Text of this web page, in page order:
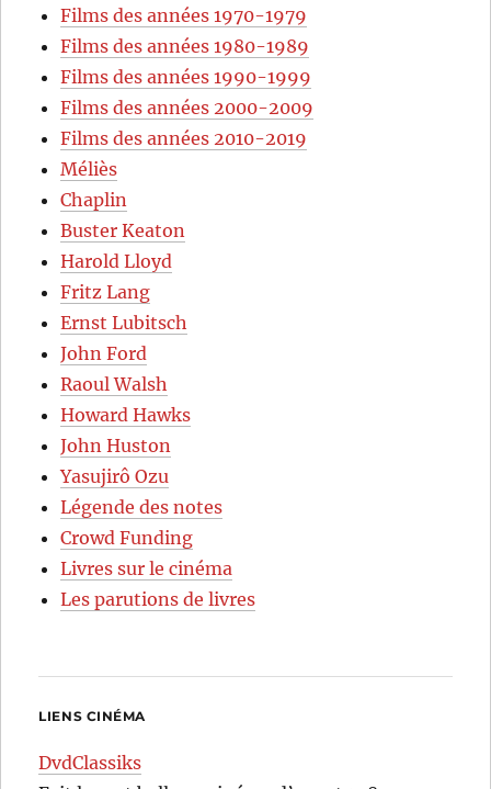
Films des années 1970-1979
Films des années 1980-1989
Films des années 1990-1999
Films des années 2000-2009
Films des années 2010-2019
Méliès
Chaplin
Buster Keaton
Harold Lloyd
Fritz Lang
Ernst Lubitsch
John Ford
Raoul Walsh
Howard Hawks
John Huston
Yasujirô Ozu
Légende des notes
Crowd Funding
Livres sur le cinéma
Les parutions de livres
LIENS CINÉMA
DvdClassiks